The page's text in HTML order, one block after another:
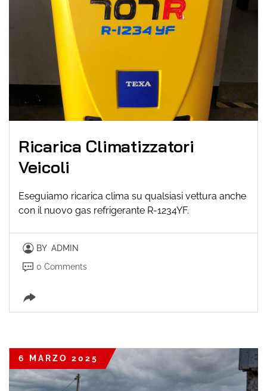
Ricarica Climatizzatori
Veicoli
Eseguiamo ricarica clima su qualsiasi vettura anche
con il nuovo gas refrigerante R-1234YF.
BY ADMIN
0 Comments
6 MARZO 2025